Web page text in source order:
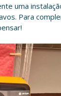
uma
Para